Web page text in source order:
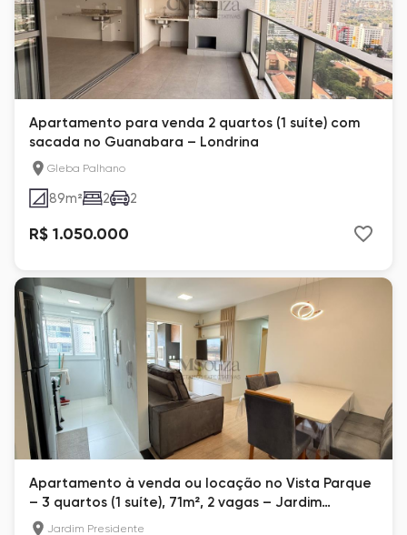
Apartamento para venda 2 quartos (1 suíte) com
sacada no Guanabara – Londrina
Gleba Palhano
89m² 2 2
R$ 1.050.000
Apartamento à venda ou locação no Vista Parque
– 3 quartos (1 suíte), 71m², 2 vagas – Jardim
Presidente, Londrina
Jardim Presidente